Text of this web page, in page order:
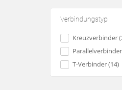
Verbindungstyp
Kreuzverbinder
T-Verbinder (14)